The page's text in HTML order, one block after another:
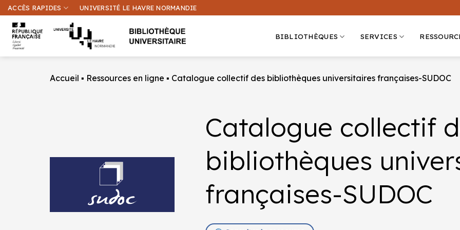
Passer
au
contenu
ACCÈS RAPIDES UNIVERSITÉ LE HAVRE NORMANDIE
BIBLIOTHÈQUES SERVICES
Accueil ▪ Ressources en ligne ▪ Catalogue collectif des bibliothèques universitaires françaises-SUDOC
Catalogue collectif
bibliothèques
françaises-SUDOC